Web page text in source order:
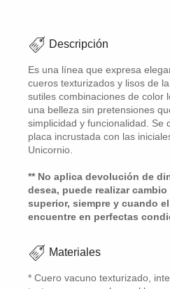
Descripción
Es una línea que expresa
cueros texturizados y lisos de
sutiles combinaciones de color
una belleza sin pretensiones
simplicidad y funcionalidad. Se
placa incrustada con las
Unicornio.
** No aplica devolución de
desea, puede realizar
superior, siempre y cuando
encuentre en perfectas
Materiales
* Cuero vacuno texturizado,